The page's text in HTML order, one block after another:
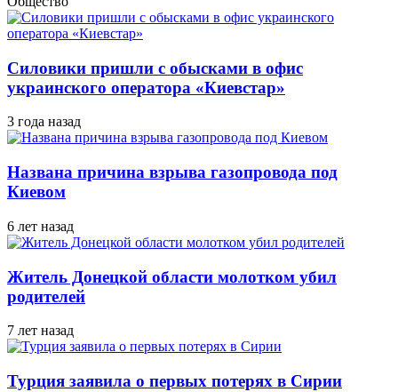
Силовики пришли с обысками в офис
украинского оператора «Киевстар»
3 года назад
Названа причина взрыва газопровода под
Киевом
6 лет назад
Житель Донецкой области молотком убил
родителей
7 лет назад
Турция заявила о первых потерях в Сирии